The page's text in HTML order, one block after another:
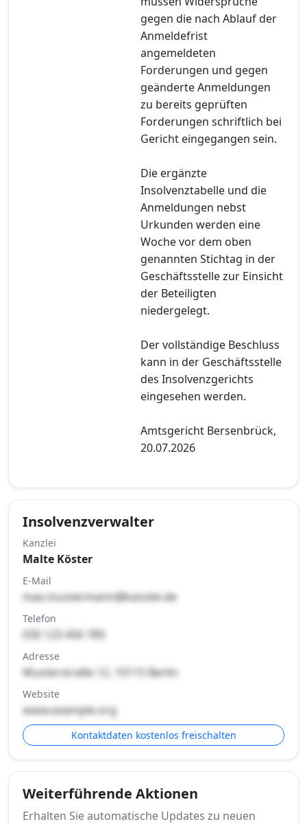
gegen die nach Ablauf der
Anmeldefrist
angemeldeten
Forderungen und gegen
geänderte Anmeldungen
zu bereits geprüften
Forderungen schriftlich bei
Gericht eingegangen sein.
Die ergänzte
Insolvenztabelle und die
Anmeldungen nebst
Urkunden werden eine
Woche vor dem oben
genannten Stichtag in der
Geschäftsstelle zur Einsicht
der Beteiligten
niedergelegt.
Der vollständige Beschluss
kann in der Geschäftsstelle
des Insolvenzgerichts
eingesehen werden.
Amtsgericht Bersenbrück,
20.07.2026
Insolvenzverwalter
Kanzlei
Malte Köster
E-Mail
max.mustermann@kanzlei.de
Telefon
030 123 456 789
Adresse
Musterstraße 12, 10115 Berlin
Website
www.example.org
Kontaktdaten kostenlos freischalten
Weiterführende Aktionen
Erhalten Sie automatische Updates zu neuen